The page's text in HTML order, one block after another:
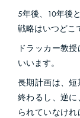
5年後、10年後
戦略はいつどこ
ドラッカー教
いいます。
長期計画は、
終わるし、逆
られていなけ